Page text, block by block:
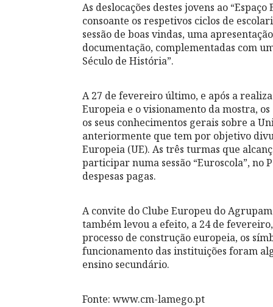
As deslocações destes jovens ao
consoante os respetivos ciclos de
sessão de boas vindas, uma
documentação, complementadas com
Século de História”.
A 27 de fevereiro último, e após a
Europeia e o visionamento da mostra,
os seus conhecimentos gerais sobre a
anteriormente que tem por objetivo
Europeia (UE). As três turmas que
participar numa sessão “Euroscola”, no
despesas pagas.
A convite do Clube Europeu do
também levou a efeito, a 24 de
processo de construção europeia, os
funcionamento das instituições foram
ensino secundário.
Fonte: www.cm-lamego.pt